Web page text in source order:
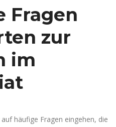
Fragen
zur
im
häufige Fragen eingehen, die